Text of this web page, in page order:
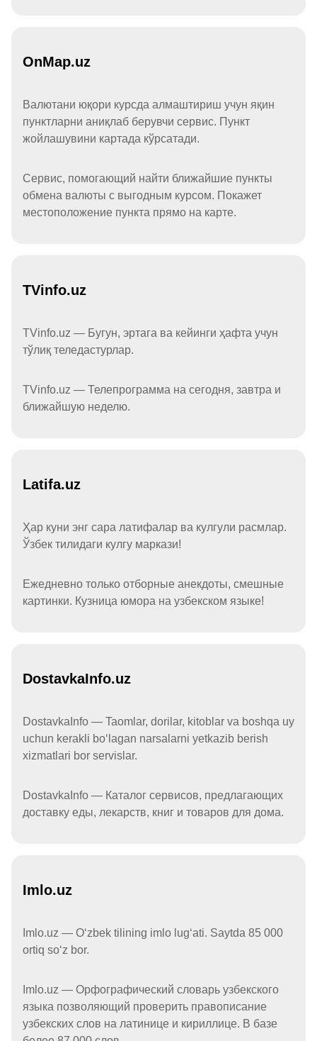
OnMap.uz
Валютани юқори курсда алмаштириш учун яқин
пунктларни аниқлаб берувчи сервис. Пункт
жойлашувини картада кўрсатади.
Сервис, помогающий найти ближайшие пункты
обмена валюты с выгодным курсом. Покажет
местоположение пункта прямо на карте.
TVinfo.uz
TVinfo.uz — Бугун, эртага ва кейинги ҳафта учун
тўлиқ теледастурлар.
TVinfo.uz — Телепрограмма на сегодня, завтра и
ближайшую неделю.
Latifa.uz
Ҳар куни энг сара латифалар ва кулгули расмлар.
Ўзбек тилидаги кулгу маркази!
Ежедневно только отборные анекдоты, смешные
картинки. Кузница юмора на узбекском языке!
DostavkaInfo.uz
DostavkaInfo — Taomlar, dorilar, kitoblar va boshqa uy
uchun kerakli boʻlagan narsalarni yetkazib berish
xizmatlari bor servislar.
DostavkaInfo — Каталог сервисов, предлагающих
доставку еды, лекарств, книг и товаров для дома.
Imlo.uz
Imlo.uz — Oʻzbek tilining imlo lugʻati. Saytda 85 000
ortiq soʻz bor.
Imlo.uz — Орфографический словарь узбекского
языка позволяющий проверить правописание
узбекских слов на латинице и кириллице. В базе